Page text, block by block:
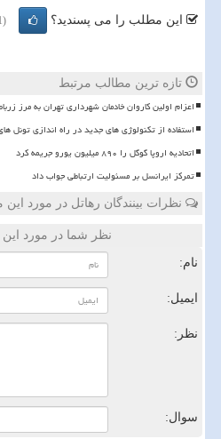
این مطلب را می پسندید؟ (1)
تازه ترین مطالب مرتبط
اعزام اولین کاروان خادمان شهرداری تهران به مرز
استفاده از تکنولوژی های جدید در راه اندازی تونل
اتحادیه اروپا گوگل را ۸۹۰ میلیون یورو جریمه کرد
تمرکز ایرانسل بر مسئولیت ارتباطی جواب داد
نظرات بینندگان رهاتل در مورد
نظر شما در مورد
نام:
ایمیل:
نظر:
سوال: